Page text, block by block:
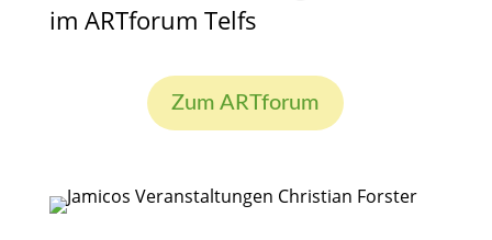
im ARTforum Telfs
Zum ARTforum